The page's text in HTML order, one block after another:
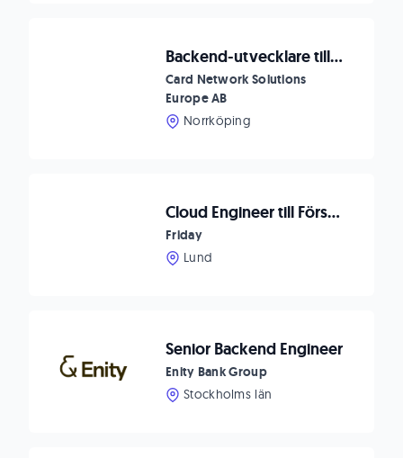
Backend-utvecklare till Card Network Solutions
Card Network Solutions
Europe AB
Norrköping
Cloud Engineer till Försvarsindustrin
Friday
Lund
Senior Backend Engineer
Enity Bank Group
Stockholms län